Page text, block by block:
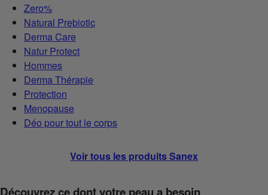
Zero%
Natural Prebiotic
Derma Care
Natur Protect
Hommes
Derma Thérapie
Protection
Menopause
Déo pour tout le corps
Voir tous les produits Sanex